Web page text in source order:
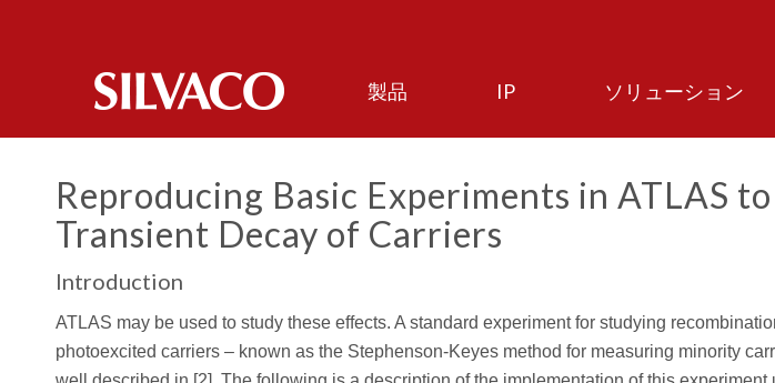
製品 IP ソリューション
Reproducing Basic Experiments in ATLAS
Transient Decay of Carriers
Introduction
ATLAS may be used to study these effects. A standard experiment for studying
photoexcited carriers – known as the Stephenson-Keyes method for measuring minority